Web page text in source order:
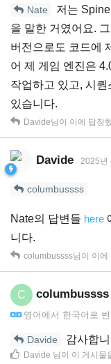
Nate
저는
을 말한 거였어요.
버전으로도 코드에
어 제 게임 엔진은
작업하고 있고, 시
있습니다.
Davide님이 이에 답장
Davide 2025년
columbussss
Nate의 답변들 here
니다.
columbussss님이 이에
C columbussss
영어 에서 한국어 로
Davide
감사합
Davide 님이 이 게시물